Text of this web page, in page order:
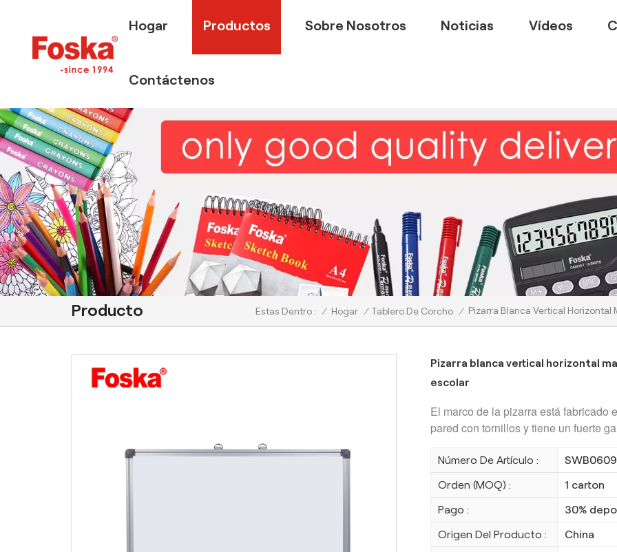
Hogar Productos Sobre Nosotros Noticias Vídeos
Contáctenos
Producto Estas Dentro : / Hogar / Tablero De Corcho / Pizarra Blanca Vertical
Pizarra blanca vertical horizontal
escolar
El marco de la pizarra está fabricado
pared con tornillos y tiene un fuerte
Número De Artículo : SWB0609
Orden (MOQ) : 1 carton
Pago : 30%
Origen Del Producto : China